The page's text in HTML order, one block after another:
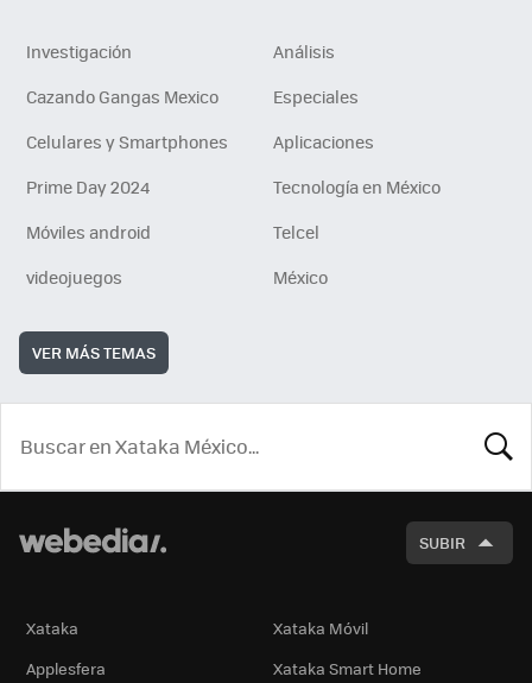
Investigación
Análisis
Cazando Gangas Mexico
Especiales
Celulares y Smartphones
Aplicaciones
Prime Day 2024
Tecnología en México
Móviles android
Telcel
videojuegos
México
VER MÁS TEMAS
SUBIR
Xataka
Xataka Móvil
Applesfera
Xataka Smart Home